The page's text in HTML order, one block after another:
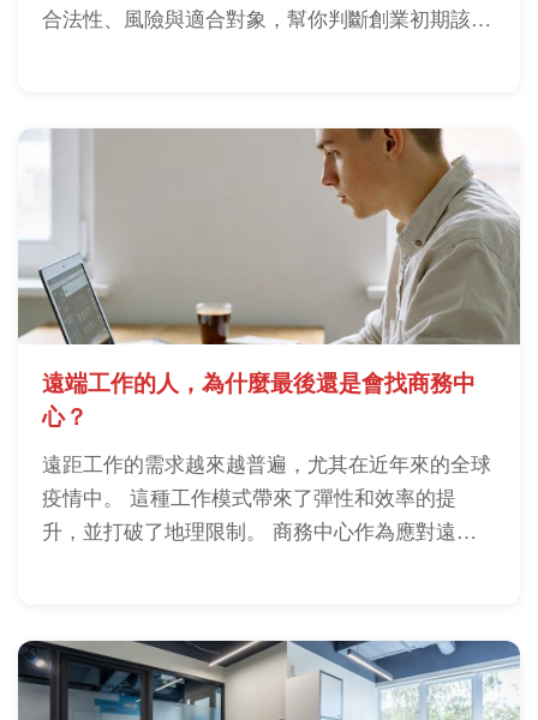
合法性、風險與適合對象，幫你判斷創業初期該選
遠端工作的人，為什麼最後還是會找商務中
心？
遠距工作的需求越來越普遍，尤其在近年來的全球
疫情中。 這種工作模式帶來了彈性和效率的提
升，並打破了地理限制。 商務中心作為應對遠距